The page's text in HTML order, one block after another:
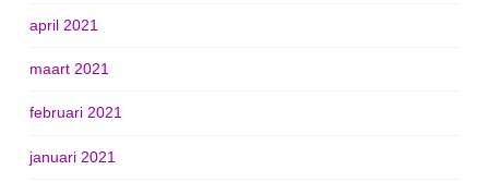
april 2021
maart 2021
februari 2021
januari 2021